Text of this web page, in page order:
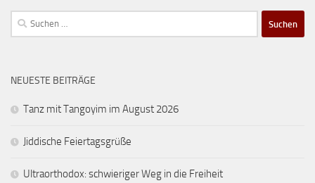
Suchen
nach:
NEUESTE BEITRÄGE
Tanz mit Tangoyim im August 2026
Jiddische Feiertagsgrüße
Ultraorthodox: schwieriger Weg in die Freiheit